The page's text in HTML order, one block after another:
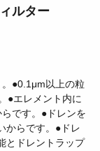
ルター
●0.1μm以上の粒
●エレメント内に
です。●ドレンを
からです。●ドレ
とドレントラップ